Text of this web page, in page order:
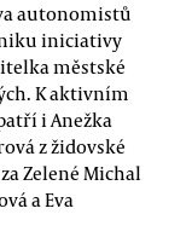
autonomistů
iniciativy
městské
K aktivním
i Anežka
z židovské
Zelené Michal
a Eva